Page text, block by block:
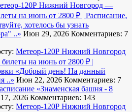
120Р Нижний Новгород —
на июнь от 2800 ₽ | Расписание,
хотелось бы узнать
..» Июн 29, 2026 Комментариев: 7
Метеор-120Р Нижний Новгород
на июнь от 2800 ₽ |
«Добрый день! На данный
..» Июн 22, 2026 Комментариев: 7
«Знаменская башня - 8
2026 Комментариев: 143
Метеор-120Р Нижний Новгород